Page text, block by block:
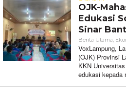
OJK-
Edukasi
Sinar
Berita Utama
VoxLampung,
(OJK) Provinsi
KKN
edukasi kepada